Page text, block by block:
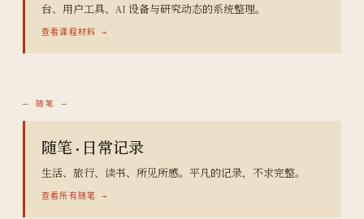
台、用户工具、AI 设备与研究动态的系统整理。
查看课程材料 →
— 随笔 —
随笔 · 日常记录
生活、旅行、读书、所见所感。平凡的记录，不求完整。
查看所有随笔 →